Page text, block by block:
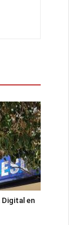
Digital en